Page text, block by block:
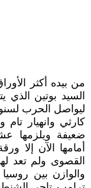
من بيده أكثر
السيد بوتين الذي
ليواصل الحرب
كارثي وانهيار
ضعيفة ويلزمها
أمامها الآن إلا
القصوى ولم تعد
والوازن بين